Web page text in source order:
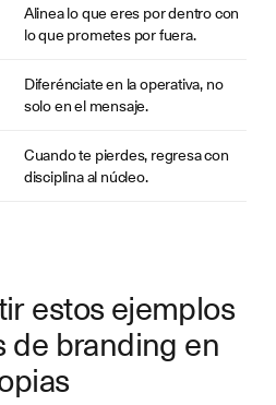
Alinea lo que eres por dentro con
lo que prometes por fuera.
Diferénciate en la operativa, no
solo en el mensaje.
Cuando te pierdes, regresa con
disciplina al núcleo.
estos ejemplos
de branding en